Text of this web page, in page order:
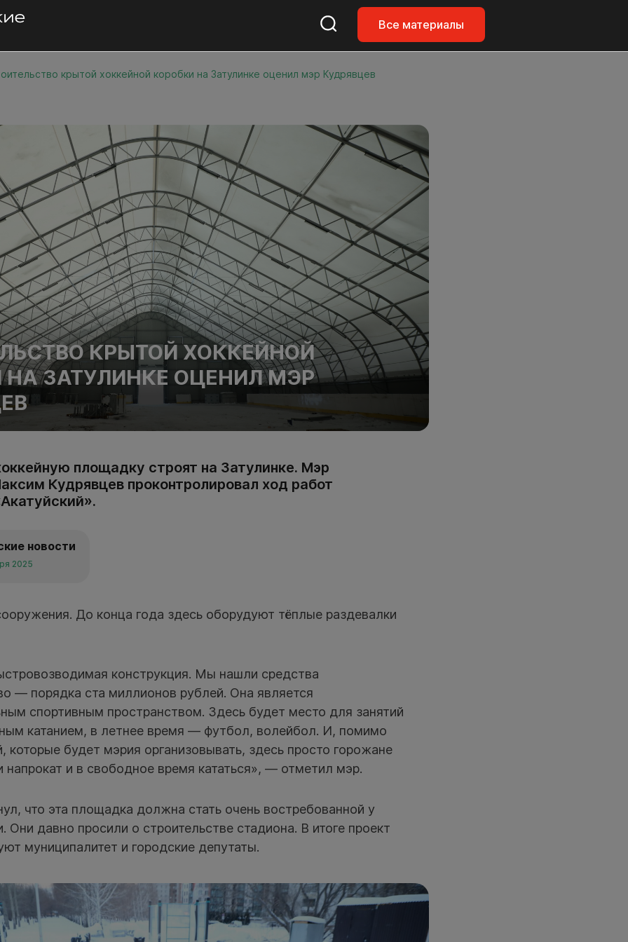
Все материалы
крытой хоккейной коробки на Затулинке оценил мэр Кудрявцев
КРЫТОЙ ХОККЕЙНОЙ
НА ЗАТУЛИНКЕ ОЦЕНИЛ МЭР
площадку строят на Затулинке. Мэр
Кудрявцев проконтролировал ход работ
новости
2025
До конца года здесь оборудуют тёплые раздевалки
конструкция. Мы нашли средства
— порядка ста миллионов рублей. Она является
спортивным пространством. Здесь будет место для занятий
катанием, в летнее время — футбол, волейбол. И, помимо
которые будет мэрия организовывать, здесь просто горожане
напрокат и в свободное время кататься», — отметил мэр.
что эта площадка должна стать очень востребованной у
Они давно просили о строительстве стадиона. В итоге проект
муниципалитет и городские депутаты.